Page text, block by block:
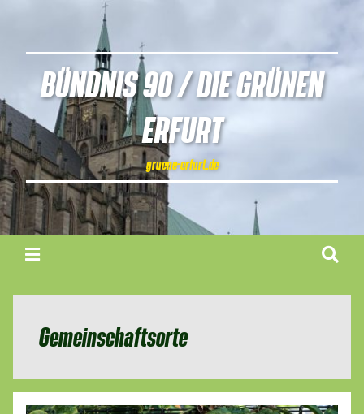
BÜNDNIS 90 / DIE GRÜNEN
ERFURT
gruene-erfurt.de
Gemeinschaftsorte